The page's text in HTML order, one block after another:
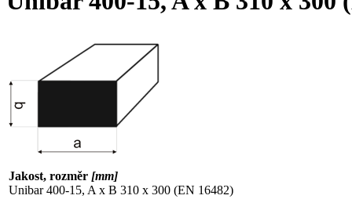
Jakost, rozměr [mm]
Unibar 400-15, A x B 310 x 300 (EN 16482)